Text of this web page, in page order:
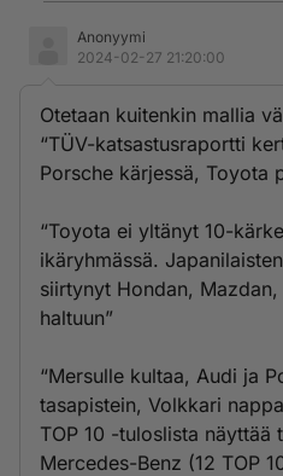
Anonyymi
2024-02-27 21:20:00
Otetaan kuitenkin mallia
“TÜV-katsastusraportti
Porsche kärjessä, Toyota
“Toyota ei yltänyt 10-
ikäryhmässä.
siirtynyt Hondan,
haltuun”
“Mersulle kultaa, Audi ja
tasapistein, Volkkari
TOP 10 -tuloslista näyttää
Mercedes-Benz (12 TOP